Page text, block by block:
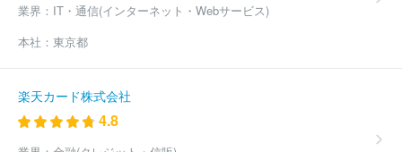
業界： IT・通信(インターネット・Webサービス)
本社： 東京都
楽天カード株式会社
4.8